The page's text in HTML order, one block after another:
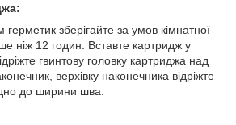
зберігайте за умов кімнатної
ніж 12 годин. Вставте картридж у
гвинтову головку картриджа над
верхівку наконечника відріжте
до ширини шва.